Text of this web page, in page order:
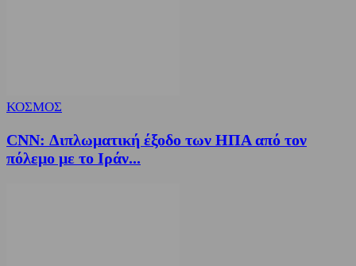
ΚΟΣΜΟΣ
CNN: Διπλωματική έξοδο των ΗΠΑ από τον
πόλεμο με το Ιράν...